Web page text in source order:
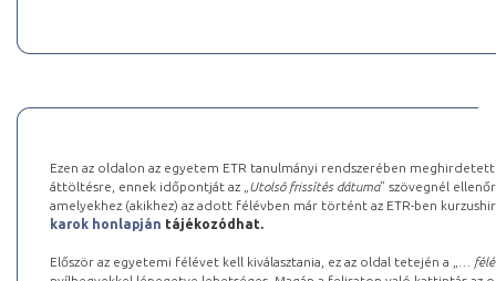
Ezen az oldalon az egyetem ETR tanulmányi rendszerében
áttöltésre, ennek időpontját az „ Utolsó frissítés dátuma” szövegnél
amelyekhez (akikhez) az adott félévben már történt az ETR-ben
karok honlapján tájékozódhat.
Először az egyetemi félévet kell kiválasztania, ez az oldal tetején a „
…